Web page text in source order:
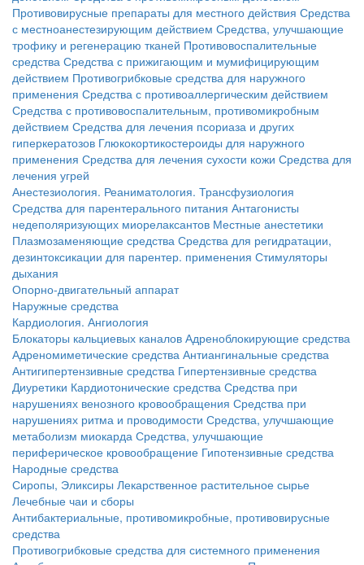
Противовирусные препараты для местного действия Средства
с местноанестезирующим действием Средства, улучшающие
трофику и регенерацию тканей Противовоспалительные
средства Средства с прижигающим и мумифицирующим
действием Противогрибковые средства для наружного
применения Средства с противоаллергическим действием
Средства с противовоспалительным, противомикробным
действием Средства для лечения псориаза и других
гиперкератозов Глюкокортикостероиды для наружного
применения Средства для лечения сухости кожи Средства для
лечения угрей
Анестезиология. Реаниматология. Трансфузиология
Средства для парентерального питания Антагонисты
недеполяризующих миорелаксантов Местные анестетики
Плазмозаменяющие средства Средства для регидратации,
дезинтоксикации для парентер. применения Стимуляторы
дыхания
Опорно-двигательный аппарат
Наружные средства
Кардиология. Ангиология
Блокаторы кальциевых каналов Адреноблокирующие средства
Адреномиметические средства Антиангинальные средства
Антигипертензивные средства Гипертензивные средства
Диуретики Кардиотонические средства Средства при
нарушениях венозного кровообращения Средства при
нарушениях ритма и проводимости Средства, улучшающие
метаболизм миокарда Средства, улучшающие
периферическое кровообращение Гипотензивные средства
Народные средства
Сиропы, Эликсиры Лекарственное растительное сырье
Лечебные чаи и сборы
Антибактериальные, противомикробные, противовирусные
средства
Противогрибковые средства для системного применения